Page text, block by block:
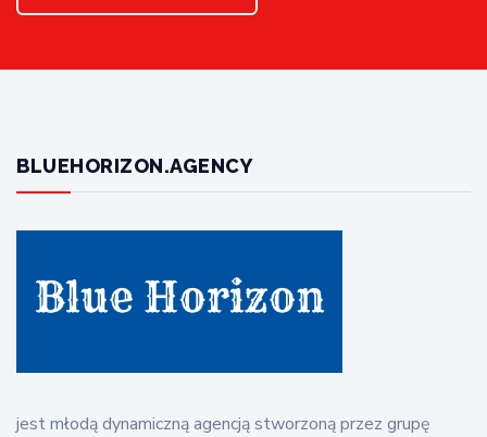
BLUEHORIZON.AGENCY
jest młodą dynamiczną agencją stworzoną przez grupę